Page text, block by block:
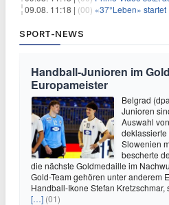
09.08. 11:18 | (00) «37°Leben» startet
SPORT-NEWS
Handball-Junioren im
Europameister
Belgrad
Junioren
Auswahl
Slowenien
bescherte
die nächste Goldmedaille im
Gold-Team gehören unter anderem
Handball-Ikone Stefan Kretzschmar,
[…] (01)